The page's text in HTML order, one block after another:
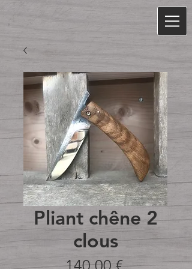
Pliant chêne 2
clous
Prix